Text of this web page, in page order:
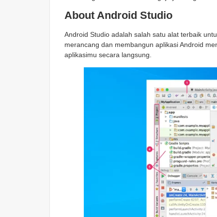
About Android Studio
Android Studio adalah salah satu alat terbaik
merancang dan membangun aplikasi Android
aplikasimu secara langsung.